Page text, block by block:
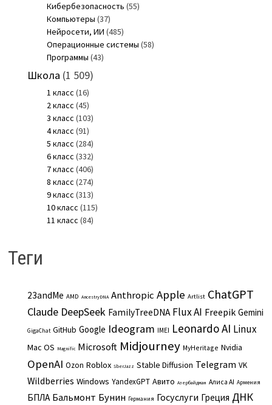
Кибербезопасность (55)
Компьютеры (37)
Нейросети, ИИ (485)
Операционные системы (58)
Программы (43)
Школа (1 509)
1 класс (16)
2 класс (45)
3 класс (103)
4 класс (91)
5 класс (284)
6 класс (332)
7 класс (406)
8 класс (274)
9 класс (313)
10 класс (115)
11 класс (84)
Теги
23andMe AMD AncestryDNA Anthropic Apple Artlist ChatGPT
Claude DeepSeek FamilyTreeDNA Flux AI Freepik Gemini
GigaChat GitHub Google Ideogram IMEI Leonardo AI Linux
Mac OS Magnific Microsoft Midjourney MyHeritage Nvidia
OpenAI Ozon Roblox SberJazz Stable Diffusion Telegram VK
Wildberries Windows YandexGPT Авито Азербайджан Алиса AI Армения
БПЛА Бальмонт Бунин Германия Госуслуги Греция ДНК